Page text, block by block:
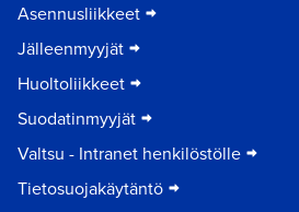
Asennusliikkeet
Jälleenmyyjät
Huoltoliikkeet
Suodatinmyyjät
Valtsu - Intranet henkilöstölle
Tietosuojakäytäntö